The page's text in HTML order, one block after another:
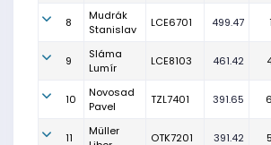
8
Mudrák
Stanislav
LCE6701 499.47
9
Sláma
Lumír
LCE8103 461.42
10
Novosad
Pavel
TZL7401 391.65
11
Müller
OTK7201 391.42